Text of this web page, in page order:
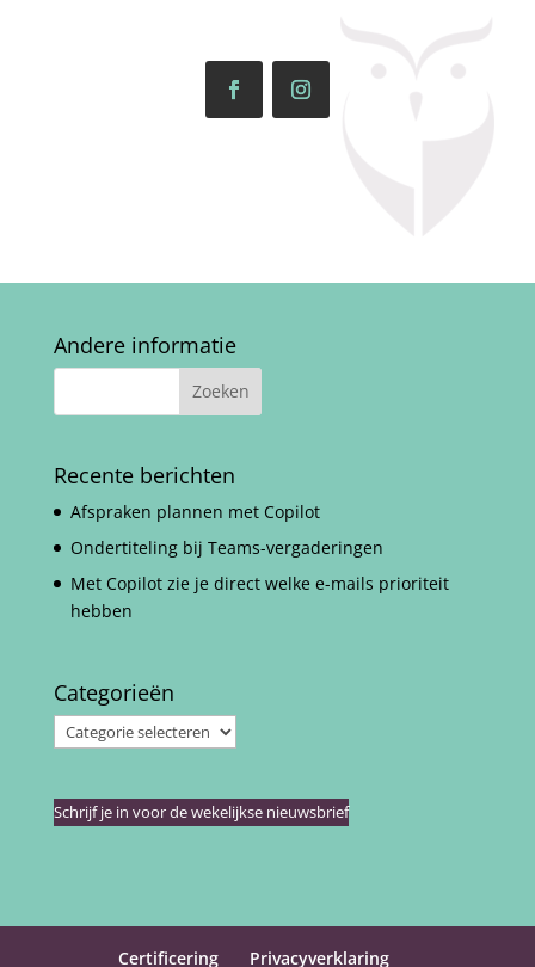
Andere informatie
Recente berichten
Afspraken plannen met Copilot
Ondertiteling bij Teams-vergaderingen
Met Copilot zie je direct welke e-mails prioriteit
hebben
Categorieën
Categorieën
Schrijf je in voor de wekelijkse nieuwsbrief
Certificering Privacyverklaring